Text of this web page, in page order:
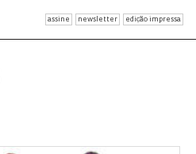
assine newsletter edição impressa